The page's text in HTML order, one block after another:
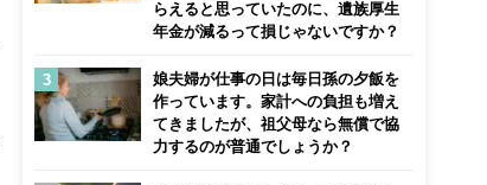
らえると思っていたのに、遺族厚生
年金が減るって損じゃないですか？
娘夫婦が仕事の日は毎日孫の夕飯を
作っています。家計への負担も増え
てきましたが、祖父母なら無償で協
力するのが普通でしょうか？